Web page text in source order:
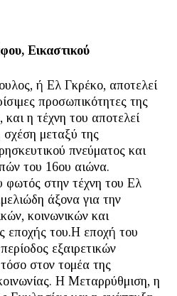
Εικαστικού
ή Ελ Γκρέκο, αποτελεί
προσωπικότητες της
η τέχνη του αποτελεί
σχέση μεταξύ της
πνεύματος και
του 16ου αιώνα.
φωτός στην τέχνη του Ελ
άξονα για την
κοινωνικών και
εποχής του.Η εποχή του
εξαιρετικών
στον τομέα της
Η Μεταρρύθμιση, η